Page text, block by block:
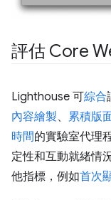
評估 Core
Lighthouse 可綜合
內容繪製、 累積版
時間的實驗室代理
定性和互動就緒情況
他指標，例如首次